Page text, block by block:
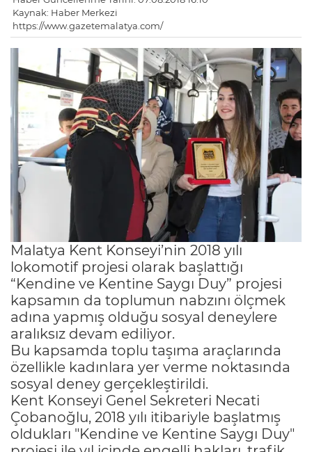
Kaynak: Haber Merkezi
https://www.gazetemalatya.com/
Malatya Kent Konseyi’nin 2018 yılı
lokomotif projesi olarak başlattığı
“Kendine ve Kentine Saygı Duy” projesi
kapsamın da toplumun nabzını ölçmek
adına yapmış olduğu sosyal deneylere
aralıksız devam ediliyor.
Bu kapsamda toplu taşıma araçlarında
özellikle kadınlara yer verme noktasında
sosyal deney gerçekleştirildi.
Kent Konseyi Genel Sekreteri Necati
Çobanoğlu, 2018 yılı itibariyle başlatmış
oldukları "Kendine ve Kentine Saygı Duy"